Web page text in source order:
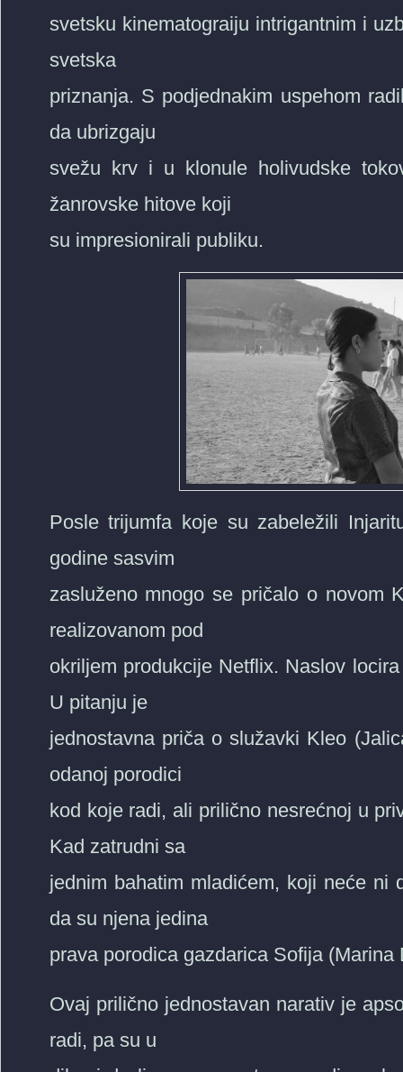
svetsku kinematograiju intrigantnim i
svetska
priznanja. S podjednakim uspehom
da ubrizgaju
svežu krv i u klonule holivudske
žanrovske hitove koji
su impresionirali publiku.
Posle trijumfa koje su zabeležili
godine sasvim
zasluženo mnogo se pričalo o novom
realizovanom pod
okriljem produkcije Netflix. Naslov
U pitanju je
jednostavna priča o služavki Kleo
odanoj porodici
kod koje radi, ali prilično nesrećnoj u
Kad zatrudni sa
jednim bahatim mladićem, koji neće
da su njena jedina
prava porodica gazdarica Sofija
Ovaj prilično jednostavan narativ je
radi, pa su u